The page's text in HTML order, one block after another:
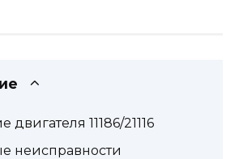
11186/21116
неисправности